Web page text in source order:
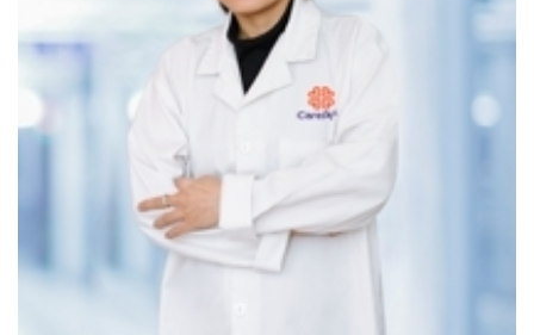
Viêm mũi dị ứng, viêm xoang tái phát
Viêm amidan mạn tính
Trào ngược dạ dày – thực quản gây khàn tiếng
Nhiễm EBV (virus Epstein-Barr) – liên quan nguy cơ
ung thư vòm họng
*** Trường hợp có yếu tố nguy cơ cao như
Thường xuyên tiếp xúc khói bụi, ô nhiễm